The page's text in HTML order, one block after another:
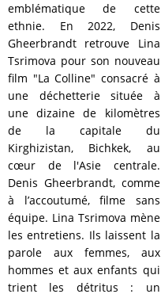
emblématique de cette
ethnie. En 2022, Denis
Gheerbrandt retrouve Lina
Tsrimova pour son nouveau
film "La Colline" consacré à
une déchetterie située à
une dizaine de kilomètres
de la capitale du
Kirghizistan, Bichkek, au
cœur de l'Asie centrale.
Denis Gheerbrandt, comme
à l’accoutumé, filme sans
équipe. Lina Tsrimova mène
les entretiens. Ils laissent la
parole aux femmes, aux
hommes et aux enfants qui
trient les détritus : un